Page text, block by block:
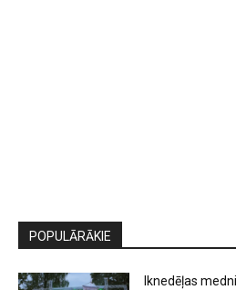
POPULĀRĀKIE
Iknedēļas